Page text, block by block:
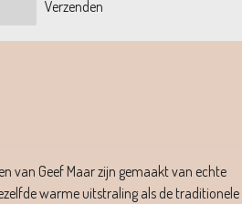
Verzenden
van Geef Maar zijn gemaakt van echte
warme uitstraling als de traditionele